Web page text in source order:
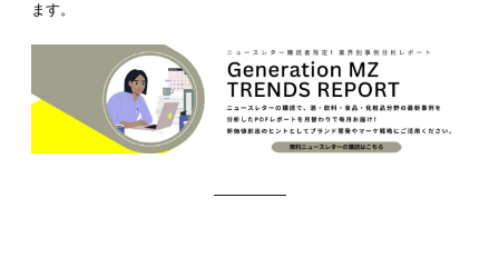
ます。
—————